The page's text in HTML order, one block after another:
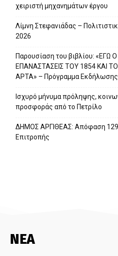
χειριστή μηχανημάτων έργου
Λίμνη Στεφανιάδας –
2026
Παρουσίαση του βιβλίου: «ΕΓΩ
ΕΠΑΝΑΣΤΑΣΕΙΣ ΤΟΥ 1854 ΚΑΙ
ΑΡΤΑ» – Πρόγραμμα Εκδήλωσης
Ισχυρό μήνυμα πρόληψης,
προσφοράς από το Πετρίλο
ΔΗΜΟΣ ΑΡΓΙΘΕΑΣ: Απόφαση 129
Επιτροπής
ΝΕΑ